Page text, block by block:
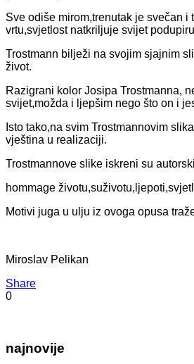
Sve odiše mirom,trenutak je svečan
vrtu,svjetlost natkriljuje svijet
Trostmann bilježi na svojim sjajnim
život.
Razigrani kolor Josipa Trostmanna,
svijet,možda i ljepšim nego što on i
Isto tako,na svim Trostmannovim
vještina u realizaciji.
Trostmannove slike iskreni su
hommage
Motivi juga u ulju iz ovoga opusa
Miroslav Pelikan
Share
0
najnovije